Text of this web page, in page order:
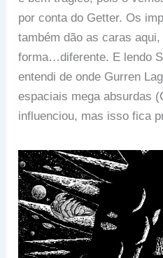
por conta do Getter. Os
também dão as caras
forma…diferente. E lendo
entendi de onde Gurren
espaciais mega absurdas
influenciou, mas isso fica